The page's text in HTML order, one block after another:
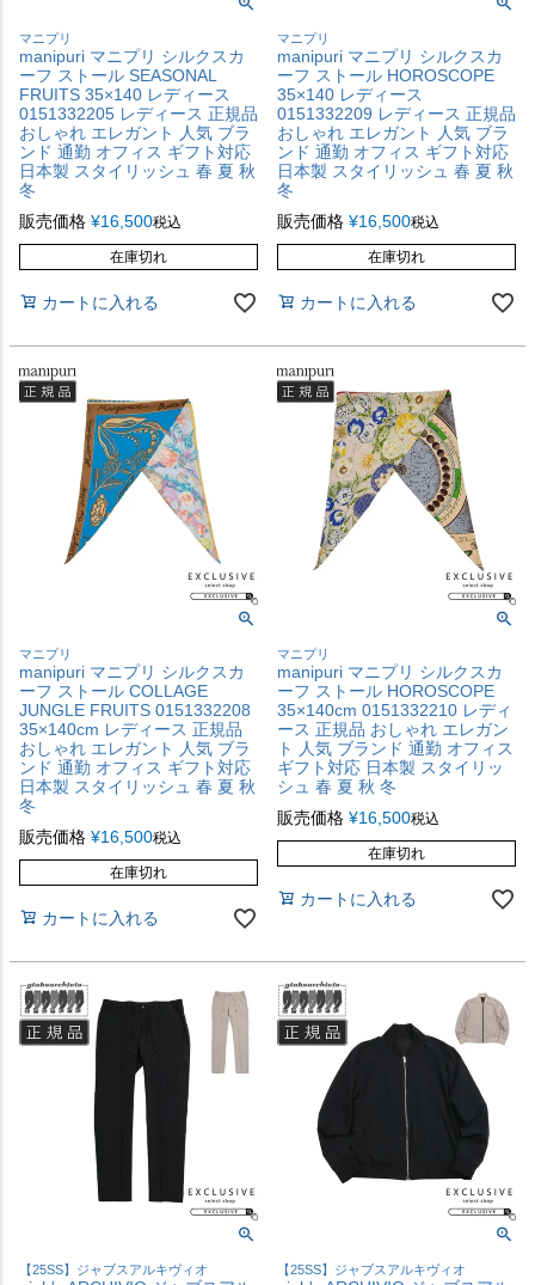
マニプリ
manipuri マニプリ シルクスカ
ーフ ストール SEASONAL
FRUITS 35×140 レディース
0151332205 レディース 正規品
おしゃれ エレガント 人気 ブラ
ンド 通勤 オフィス ギフト対応
日本製 スタイリッシュ 春 夏 秋
冬
販売価格 ¥16,500税込
在庫切れ
カートに入れる
マニプリ
manipuri マニプリ シルクスカ
ーフ ストール HOROSCOPE
35×140 レディース
0151332209 レディース 正規品
おしゃれ エレガント 人気 ブラ
ンド 通勤 オフィス ギフト対応
日本製 スタイリッシュ 春 夏 秋
冬
販売価格 ¥16,500税込
在庫切れ
カートに入れる
マニプリ
manipuri マニプリ シルクスカ
ーフ ストール COLLAGE
JUNGLE FRUITS 0151332208
35×140cm レディース 正規品
おしゃれ エレガント 人気 ブラ
ンド 通勤 オフィス ギフト対応
日本製 スタイリッシュ 春 夏 秋
冬
販売価格 ¥16,500税込
在庫切れ
カートに入れる
マニプリ
manipuri マニプリ シルクスカ
ーフ ストール HOROSCOPE
35×140cm 0151332210 レディ
ース 正規品 おしゃれ エレガン
ト 人気 ブランド 通勤 オフィス
ギフト対応 日本製 スタイリッ
シュ 春 夏 秋 冬
販売価格 ¥16,500税込
在庫切れ
カートに入れる
【25SS】ジャブスアルキヴィオ 【25SS】ジャブスアルキヴィオ